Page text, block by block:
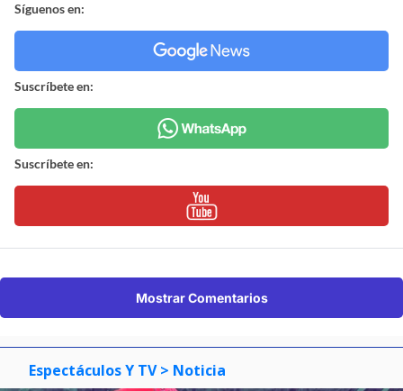
Síguenos en:
Suscríbete en:
Suscríbete en:
Mostrar Comentarios
Espectáculos Y TV > Noticia